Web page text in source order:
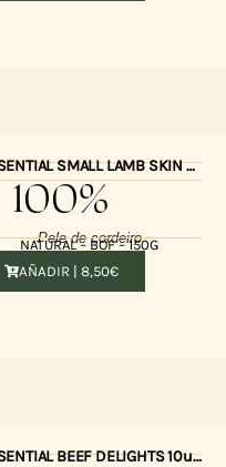
ESSENTIAL SMALL LAMB SKIN DELIGHTS 150gr
100%
Pele de cordeiro
NATURAL – BOF – 150G
AÑADIR |8,50€
ESSENTIAL BEEF DELIGHTS 10unid.